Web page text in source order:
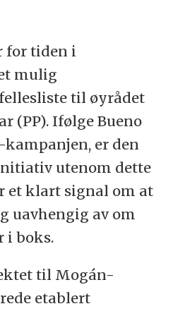
for tiden i
mulig
til øyrådet
(PP). Ifølge Bueno
er den
utenom dette
et klart signal om at
uavhengig av om
i boks.
til Mogán-
etablert